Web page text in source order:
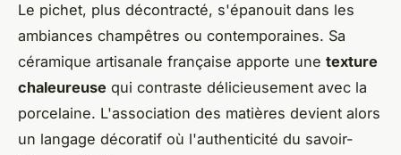
Le pichet, plus décontracté, s'épanouit dans les
ambiances champêtres ou contemporaines. Sa
céramique artisanale française apporte une texture
chaleureuse qui contraste délicieusement avec la
porcelaine. L'association des matières devient alors
un langage décoratif où l'authenticité du savoir-